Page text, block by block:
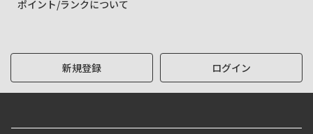
ポイント/ランクについて
新規登録 ログイン